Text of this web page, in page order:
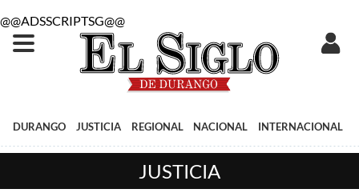
@@ADSSCRIPTSG@@
DURANGO JUSTICIA REGIONAL NACIONAL INTERNACIONAL
JUSTICIA